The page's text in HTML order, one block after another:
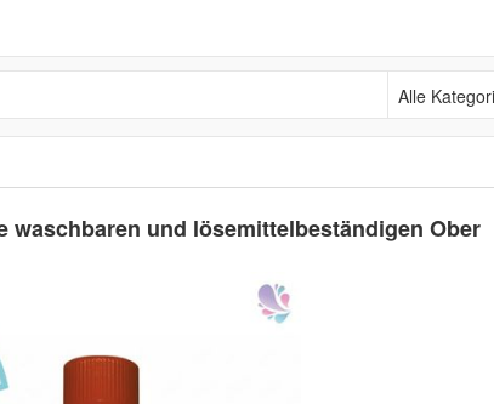
Alle Kategorien
waschbaren und lösemittelbeständigen Ober